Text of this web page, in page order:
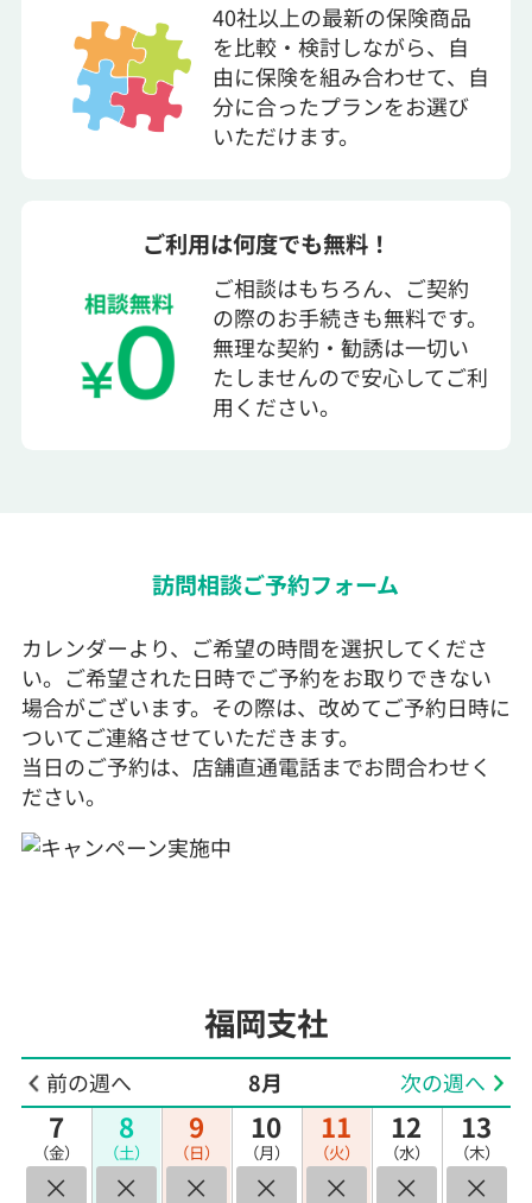
40社以上の最新の保険商品
を比較・検討しながら、自
由に保険を組み合わせて、自
分に合ったプランをお選び
いただけます。
ご相談はもちろん、ご契約
の際のお手続きも無料です。
無理な契約・勧誘は一切い
たしませんので安心してご利
用ください。
ご利用は何度でも無料！
福岡支社
訪問相談ご予約フォーム
前の週へ 8月 次の週へ
7
（金）
×
8
（土）
×
9
（日）
×
10
（月）
×
11
（火）
×
12
（水）
×
13
（木）
×
カレンダーより、ご希望の時間を選択してくださ
い。ご希望された日時でご予約をお取りできない
場合がございます。その際は、改めてご予約日時に
ついてご連絡させていただきます。
当日のご予約は、店舗直通電話までお問合わせく
ださい。